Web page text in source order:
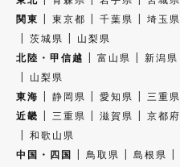
関東
東京都 千葉県 埼玉県
茨城県
山梨県
北陸・甲信越
富山県 新潟県
山梨県
東海
静岡県 愛知県 三重県
近畿
三重県 滋賀県 京都府
和歌山県
中国・四国
鳥取県 島根県